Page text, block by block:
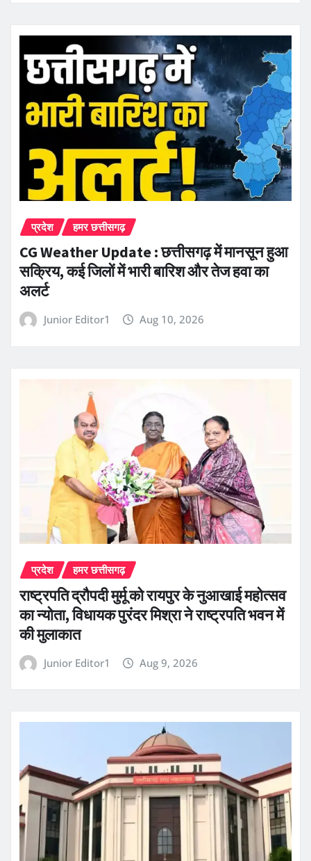
प्रदेश हमर छत्तीसगढ़
CG Weather Update : छत्तीसगढ़ में मानसून हुआ
सक्रिय, कई जिलों में भारी बारिश और तेज हवा का
अलर्ट
Junior Editor1 Aug 10, 2026
प्रदेश हमर छत्तीसगढ़
राष्ट्रपति द्रौपदी मुर्मू को रायपुर के नुआखाई महोत्सव
का न्योता, विधायक पुरंदर मिश्रा ने राष्ट्रपति भवन में
की मुलाकात
Junior Editor1 Aug 9, 2026